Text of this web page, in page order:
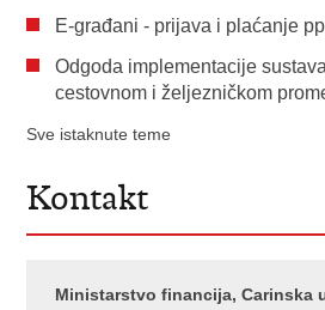
E-građani - prijava i plaćanje
Odgoda implementacije
cestovnom i željezničkom
Sve istaknute teme
Kontakt
Ministarstvo financija, Carinska